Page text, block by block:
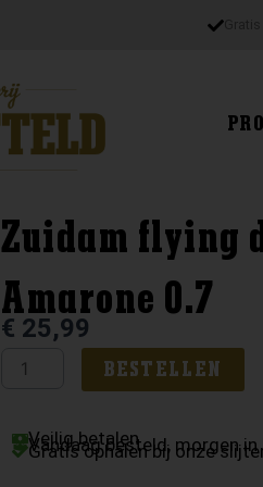
Zuidam flying
Amarone 0.7
€ 25,99
Zuidam
rum
BESTELLEN
Veilig betalen
Vandaag besteld, morgen in
Gratis ophalen bij onze